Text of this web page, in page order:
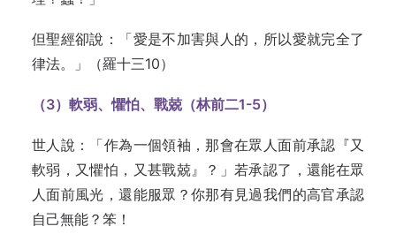
但聖經卻說：「愛是不加害與人的，所以愛就完全了
律法。」（羅十三10）
（3）軟弱、懼怕、戰兢（林前二1-5）
世人說：「作為一個領袖，那會在眾人面前承認『又
軟弱，又懼怕，又甚戰兢』？」若承認了，還能在眾
人面前風光，還能服眾？你那有見過我們的高官承認
自己無能？笨！